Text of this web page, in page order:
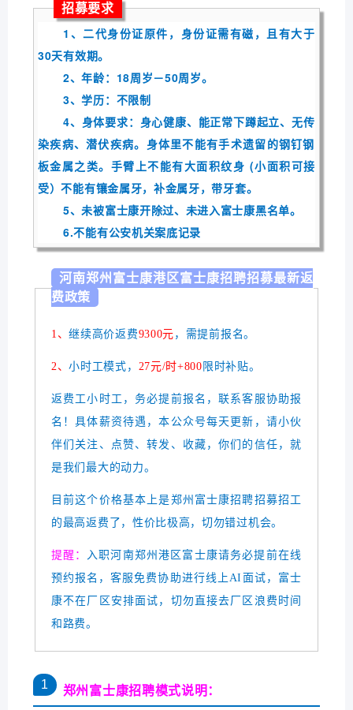
招募要求
1、二代身份证原件，身份证需有磁，且有大于
30天有效期。
2、年龄：18周岁－50周岁。
3、学历：不限制
4、身体要求：身心健康、能正常下蹲起立、无传
染疾病、潜伏疾病。身体里不能有手术遗留的钢钉钢
板金属之类。手臂上不能有大面积纹身 (小面积可接
受）不能有镶金属牙，补金属牙，带牙套。
5、未被富士康开除过、未进入富士康黑名单。
6.不能有公安机关案底记录
河南郑州富士康港区富士康招聘招募最新返
费政策
1、继续高价返费9300元 ，需提前报名。
2、小时工模式， 27元/时+800 限时补贴。
返费工小时工，务必提前报名，联系客服协助报
名！具体薪资待遇，本公众号每天更新，请小伙
伴们关注、点赞、转发、收藏，你们的信任，就
是我们最大的动力。
目前这个价格基本上是郑州富士康招聘招募招工
的最高返费了，性价比极高，切勿错过机会。
提醒：
入职河南郑州港区富士康请务必提前在线
预约报名，客服免费协助进行线上AI面试，富士
康不在厂区安排面试，切勿直接去厂区浪费时间
和路费。
1 郑州富士康招聘模式说明：